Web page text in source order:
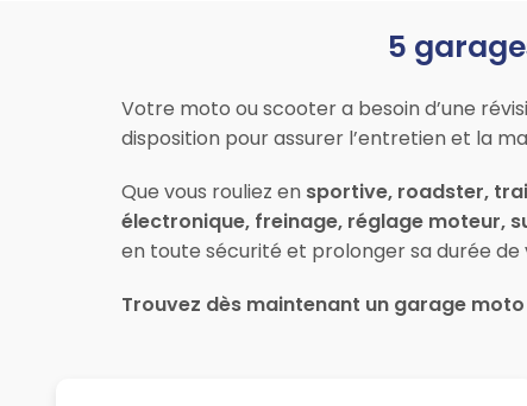
5
Votre moto ou scooter a besoin d’une
disposition pour assurer l’entretien et la
Que vous rouliez en sportive, roadster,
électronique, freinage, réglage moteur,
en toute sécurité et prolonger sa durée de
Trouvez dès maintenant un garage moto